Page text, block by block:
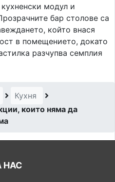
модул и
бар столове са
който внася
в помещението, докато
разчупва семплия
Кухня
които няма да
НАС